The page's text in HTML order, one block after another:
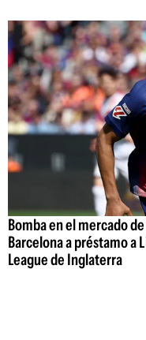
Bomba en el mercado
Barcelona a préstamo a
League de Inglaterra